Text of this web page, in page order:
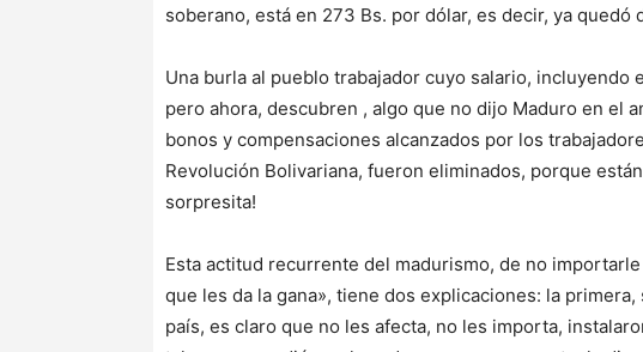
soberano, está en 273 Bs. por dólar, es decir, ya quedó
Una burla al pueblo trabajador cuyo salario, incluyendo
pero ahora, descubren , algo que no dijo Maduro en el
bonos y compensaciones alcanzados por los
Revolución Bolivariana, fueron eliminados, porque
sorpresita!
Esta actitud recurrente del madurismo, de no
que les da la gana», tiene dos explicaciones: la
país, es claro que no les afecta, no les importa,